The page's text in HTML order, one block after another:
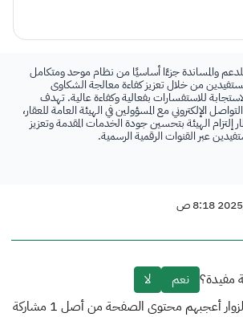
والمساندة جزءًا أساسيًا من نظام موحد ومتكامل
من خلال تعزيز كفاءة معالجة الشكاوى
للاستفسارات بفعالية وكفاءة عالية. تهدف
الإلكتروني مع المسؤولين في الهيئة العامة للعقار،
إلتزام الهيئة بتحسين جودة الخدمات المقدمة وتعزيز
عبر القنوات الرقمية الرسمية.
مفيدة؟ نعم
لا
أعجبهم محتوى الصفحة من أصل 1 مشاركة